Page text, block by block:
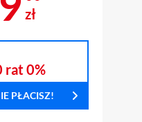
zł
rat0%
PŁACISZ!